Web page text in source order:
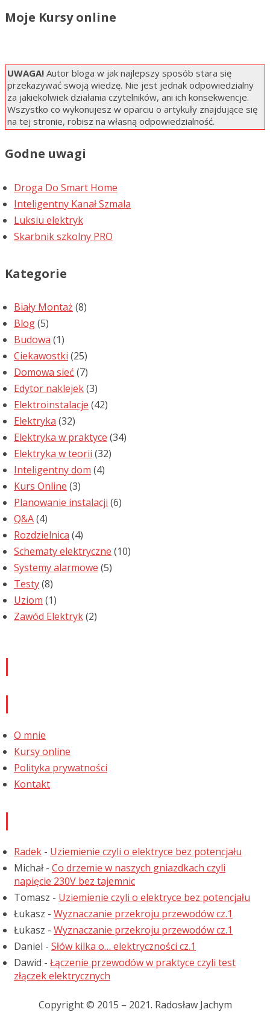
Moje Kursy online
UWAGA! Autor bloga w jak najlepszy sposób stara się
przekazywać swoją wiedzę. Nie jest jednak odpowiedzialny
za jakiekolwiek działania czytelników, ani ich konsekwencje.
Wszystko co wykonujesz w oparciu o artykuły znajdujące się
na tej stronie, robisz na własną odpowiedzialność.
Godne uwagi
Droga Do Smart Home
Inteligentny Kanał Szmala
Luksiu elektryk
Skarbnik szkolny PRO
Kategorie
Biały Montaż (8)
Blog(5)
Budowa (1)
Ciekawostki (25)
Domowa sieć (7)
Edytor naklejek(3)
Elektroinstalacje (42)
Elektryka (32)
Elektryka w praktyce (34)
Elektryka w teorii (32)
Inteligentny dom (4)
Kurs Online (3)
Planowanie instalacji (6)
Q&A(4)
Rozdzielnica (4)
Schematy elektryczne (10)
Systemy alarmowe (5)
Testy(8)
Uziom (1)
Zawód Elektryk(2)
O mnie
Kursy online
Polityka prywatności
Kontakt
Radek - Uziemienie czyli o elektryce bez potencjału
Michał - Co drzemie w naszych gniazdkach czyli
napięcie 230V bez tajemnic
Tomasz - Uziemienie czyli o elektryce bez potencjału
Łukasz - Wyznaczanie przekroju przewodów cz.1
Łukasz - Wyznaczanie przekroju przewodów cz.1
Daniel - Słów kilka o… elektryczności cz.1
Dawid - Łączenie przewodów w praktyce czyli test
złączek elektrycznych
Copyright © 2015 – 2021. Radosław Jachym